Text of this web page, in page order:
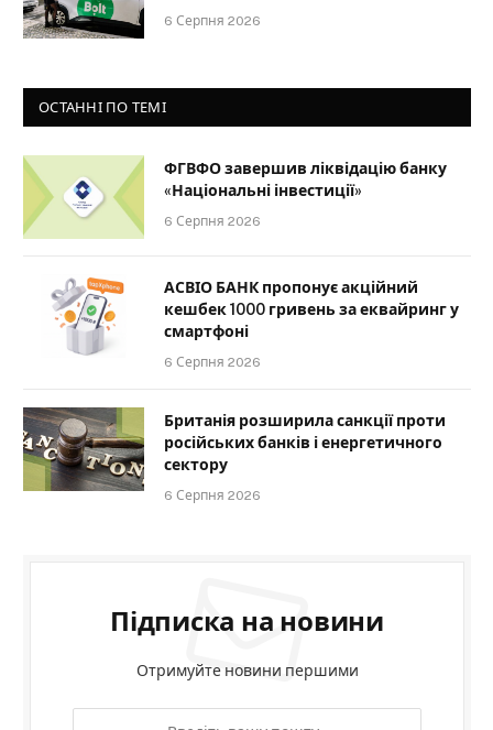
6 Серпня 2026
ОСТАННІ ПО ТЕМІ
ФГВФО завершив ліквідацію банку
«Національні інвестиції»
6 Серпня 2026
АСВІО БАНК пропонує акційний
кешбек 1000 гривень за еквайринг у
смартфоні
6 Серпня 2026
Британія розширила санкції проти
російських банків і енергетичного
сектору
6 Серпня 2026
Підписка на новини
Отримуйте новини першими